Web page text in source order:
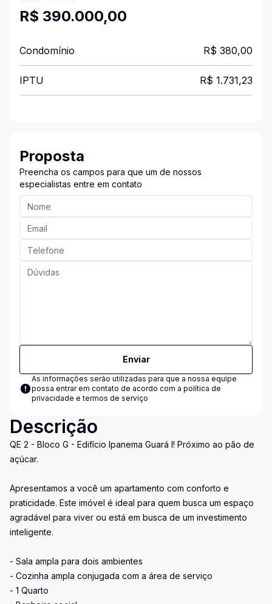
R$ 390.000,00
Condomínio R$ 380,00
IPTU R$ 1.731,23
Proposta
Preencha os campos para que um de nossos
especialistas entre em contato
Enviar
As informações serão utilizadas para que a nossa equipe
possa entrar em contato de acordo com a política de
privacidade e termos de serviço
Descrição
QE 2 - Bloco G - Edifício Ipanema Guará I! Próximo ao pão de
açúcar.
Apresentamos a você um apartamento com conforto e
praticidade. Este imóvel é ideal para quem busca um espaço
agradável para viver ou está em busca de um investimento
inteligente.
- Sala ampla para dois ambientes
- Cozinha ampla conjugada com a área de serviço
- 1 Quarto